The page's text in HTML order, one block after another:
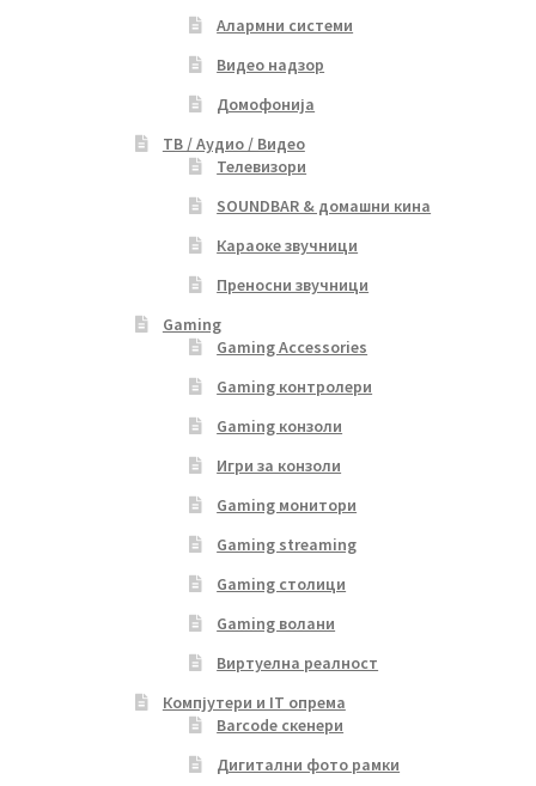
Алармни системи
Видео надзор
Домофонија
ТВ / Аудио / Видео
Телевизори
SOUNDBAR & домашни кина
Караоке звучници
Преносни звучници
Gaming
Gaming Accessories
Gaming контролери
Gaming конзоли
Игри за конзоли
Gaming монитори
Gaming streaming
Gaming столици
Gaming волани
Виртуелна реалност
Компјутери и IT опрема
Barcode скенери
Дигитални фото рамки